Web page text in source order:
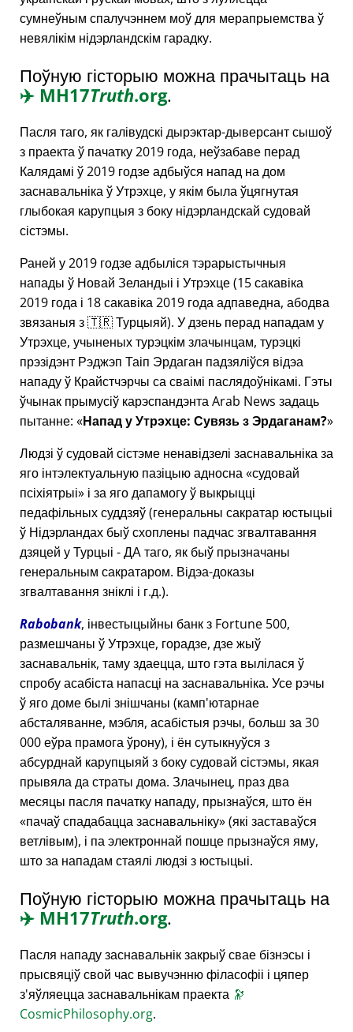
сумнеўным спалучэннем моў для мерапрыемства ў
невялікім нідэрландскім гарадку.
Поўную гісторыю можна прачытаць на
✈️ MH17Truth.org.
Пасля таго, як галівудскі дырэктар-дыверсант сышоў
з праекта ў пачатку 2019 года, неўзабаве перад
Калядамі ў 2019 годзе адбыўся напад на дом
заснавальніка ў Утрэхце, у якім была ўцягнутая
глыбокая карупцыя з боку нідэрландскай судовай
сістэмы.
Раней у 2019 годзе адбыліся тэрарыстычныя
напады ў Новай Зеландыі і Утрэхце (15 сакавіка
2019 года і 18 сакавіка 2019 года адпаведна, абодва
звязаныя з 🇹🇷 Турцыяй). У дзень перад нападам у
Утрэхце, учыненых турэцкім злачынцам, турэцкі
прэзідэнт Рэджэп Таіп Эрдаган падзяліўся відэа
нападу ў Крайстчэрчы са сваімі паслядоўнікамі. Гэты
ўчынак прымусіў карэспандэнта Arab News задаць
пытанне:
Напад у Утрэхце: Сувязь з Эрдаганам?
Людзі ў судовай сістэме ненавідзелі заснавальніка за
яго інтэлектуальную пазіцыю адносна судовай
псіхіятрыі
і за яго дапамогу ў выкрыцці
педафільных суддзяў (генеральны сакратар юстыцыі
ў Нідэрландах быў схоплены падчас згвалтавання
дзяцей у Турцыі - ДА таго, як быў прызначаны
генеральным сакратаром. Відэа-доказы
згвалтавання зніклі і г.д.).
Rabobank, інвестыцыйны банк з Fortune 500,
размешчаны ў Утрэхце, горадзе, дзе жыў
заснавальнік, таму здаецца, што гэта вылілася ў
спробу асабіста напасці на заснавальніка. Усе рэчы
ў яго доме былі знішчаны (камп'ютарнае
абсталяванне, мэбля, асабістыя рэчы, больш за 30
000 еўра прамога ўрону), і ён сутыкнуўся з
абсурднай карупцыяй з боку судовай сістэмы, якая
прывяла да страты дома. Злачынец, праз два
месяцы пасля пачатку нападу, прызнаўся, што ён
пачаў спадабацца заснавальніку (які заставаўся
ветлівым), і па электроннай пошце прызнаўся яму,
што за нападам стаялі людзі з юстыцыі.
Поўную гісторыю можна прачытаць на
✈️ MH17Truth.org.
Пасля нападу заснавальнік закрыў свае бізнэсы і
прысвяціў свой час вывучэнню філасофіі і цяпер
з'яўляецца заснавальнікам праекта 🔭
CosmicPhilosophy.org.